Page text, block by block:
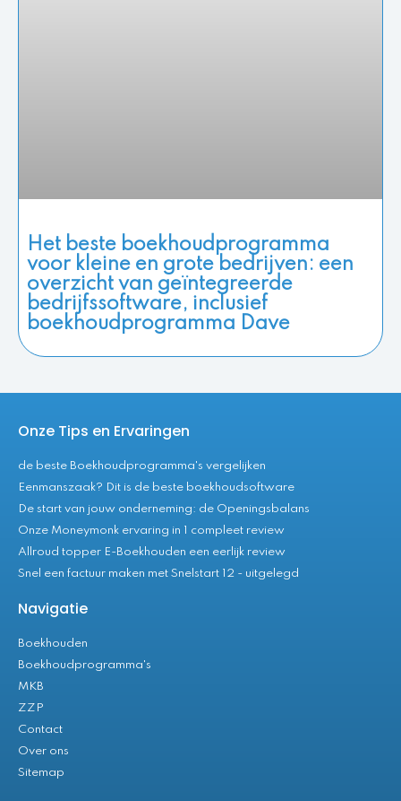
Het beste boekhoudprogramma
voor kleine en grote bedrijven: een
overzicht van geïntegreerde
bedrijfssoftware, inclusief
boekhoudprogramma Dave
Onze Tips en Ervaringen
de beste Boekhoudprogramma's vergelijken
Eenmanszaak? Dit is de beste boekhoudsoftware
De start van jouw onderneming: de Openingsbalans
Onze Moneymonk ervaring in 1 compleet review
Allroud topper E-Boekhouden een eerlijk review
Snel een factuur maken met Snelstart 12 - uitgelegd
Navigatie
Boekhouden
Boekhoudprogramma's
MKB
ZZP
Contact
Over ons
Sitemap